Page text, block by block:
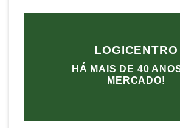
LOGICENTRO
HÁ MAIS DE 40
MERCADO!